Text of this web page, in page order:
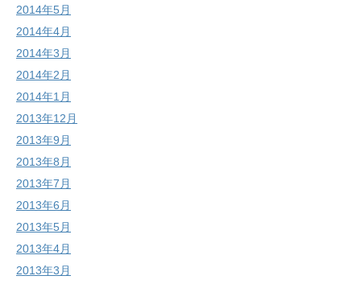
2014年5月
2014年4月
2014年3月
2014年2月
2014年1月
2013年12月
2013年9月
2013年8月
2013年7月
2013年6月
2013年5月
2013年4月
2013年3月